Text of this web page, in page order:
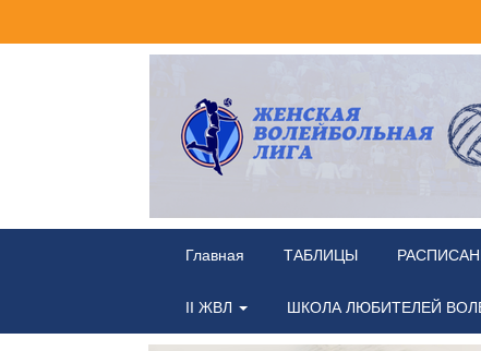
Главная ТАБЛИЦЫ
II ЖВЛ ШКОЛА ЛЮБИТЕЛЕЙ